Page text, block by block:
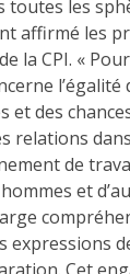
toutes les
affirmé les
la CPI. «
l’égalité
et des
relations
de
et
expressions